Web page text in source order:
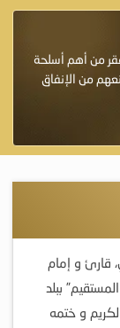
الخوف من الفقر من أهم أسلحة
من الإنفاق
قارئ و إمام
“القرن المستقيم” ببلد
و ختمه